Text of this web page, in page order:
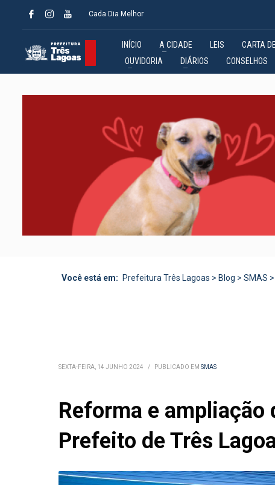
Cada Dia Melhor
INÍCIO A CIDADE LEIS CARTA
OUVIDORIA
DIÁRIOS CONSELHOS
Você está em: Prefeitura Três Lagoas > Blog > SMAS >
SEXTA-FEIRA, 14 JUNHO 2024 / PUBLICADO EM SMAS
Reforma e ampliação
Prefeito de Três